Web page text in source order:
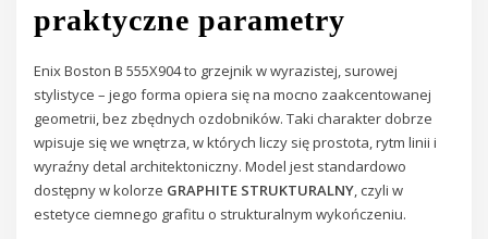
praktyczne parametry
Enix Boston B 555X904 to grzejnik w wyrazistej, surowej
stylistyce – jego forma opiera się na mocno zaakcentowanej
geometrii, bez zbędnych ozdobników. Taki charakter dobrze
wpisuje się we wnętrza, w których liczy się prostota, rytm linii i
wyraźny detal architektoniczny. Model jest standardowo
dostępny w kolorze GRAPHITE STRUKTURALNY, czyli w
estetyce ciemnego grafitu o strukturalnym wykończeniu.